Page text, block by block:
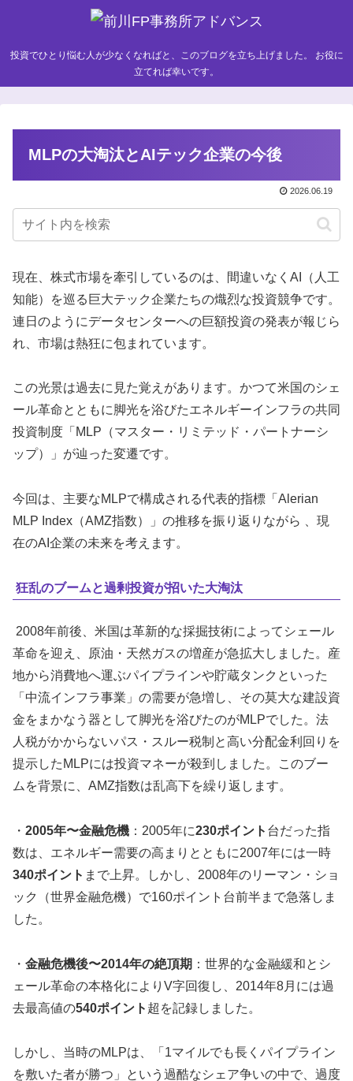
投資でひとり悩む人が少なくなればと、このブログを立ち上げました。 お役に
立てれば幸いです。
MLPの大淘汰とAIテック企業の今後
2026.06.19
現在、株式市場を牽引しているのは、間違いなくAI（人工
知能）を巡る巨大テック企業たちの熾烈な投資競争です。
連日のようにデータセンターへの巨額投資の発表が報じら
れ、市場は熱狂に包まれています。
この光景は過去に見た覚えがあります。かつて米国のシェ
ール革命とともに脚光を浴びたエネルギーインフラの共同
投資制度「MLP（マスター・リミテッド・パートナーシ
ップ）」が辿った変遷です。
今回は、主要なMLPで構成される代表的指標「Alerian
MLP Index（AMZ指数）」の推移を振り返りながら 、現
在のAI企業の未来を考えます。
狂乱のブームと過剰投資が招いた大淘汰
2008年前後、米国は革新的な採掘技術によってシェール
革命を迎え、原油・天然ガスの増産が急拡大しました。産
地から消費地へ運ぶパイプラインや貯蔵タンクといった
「中流インフラ事業」の需要が急増し、その莫大な建設資
金をまかなう器として脚光を浴びたのがMLPでした。法
人税がかからないパス・スルー税制と高い分配金利回りを
提示したMLPには投資マネーが殺到しました。このブー
ムを背景に、AMZ指数は乱高下を繰り返します。
・ 2005年〜金融危機 ：2005年に230ポイント 台だった指
数は、エネルギー需要の高まりとともに2007年には一時
340ポイント まで上昇。しかし、2008年のリーマン・ショ
ック（世界金融危機）で160ポイント台前半まで急落しま
した。
・ 金融危機後〜2014年の絶頂期 ：世界的な金融緩和とシ
ェール革命の本格化によりV字回復し、2014年8月には過
去最高値の540ポイント 超を記録しました。
しかし、当時のMLPは、「1マイルでも長くパイプライン
を敷いた者が勝つ」という過酷なシェア争いの中で、過度